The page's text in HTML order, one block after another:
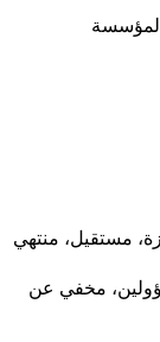
مستقيل، منتهي
مخفي عن